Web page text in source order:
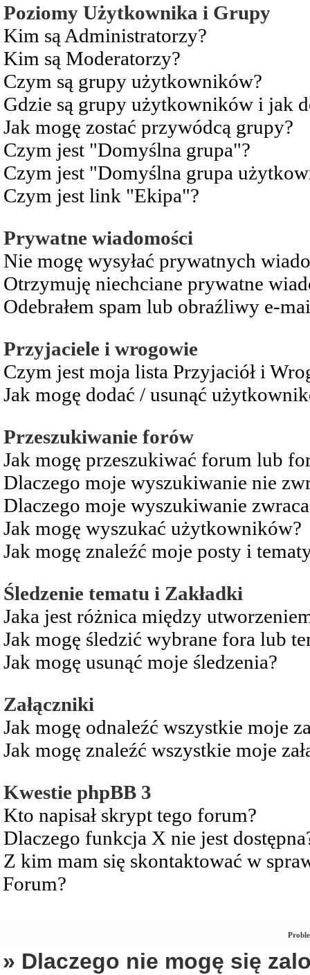
Poziomy Użytkownika i Grupy
Kim są Administratorzy?
Kim są Moderatorzy?
Czym są grupy użytkowników?
Gdzie są grupy użytkowników i jak
Jak mogę zostać przywódcą grupy?
Czym jest "Domyślna grupa"?
Czym jest "Domyślna grupa
Czym jest link "Ekipa"?
Prywatne wiadomości
Nie mogę wysyłać prywatnych
Otrzymuję niechciane prywatne
Odebrałem spam lub obraźliwy e-
Przyjaciele i wrogowie
Czym jest moja lista Przyjaciół i
Jak mogę dodać / usunąć
Przeszukiwanie forów
Jak mogę przeszukiwać forum lub
Dlaczego moje wyszukiwanie nie
Dlaczego moje wyszukiwanie
Jak mogę wyszukać użytkowników?
Jak mogę znaleźć moje posty i
Śledzenie tematu i Zakładki
Jaka jest różnica między
Jak mogę śledzić wybrane fora lub
Jak mogę usunąć moje śledzenia?
Załączniki
Jak mogę odnaleźć wszystkie moje
Jak mogę znaleźć wszystkie moje
Kwestie phpBB 3
Kto napisał skrypt tego forum?
Dlaczego funkcja X nie jest
Z kim mam się skontaktować w
Forum?
» Dlaczego nie mogę się